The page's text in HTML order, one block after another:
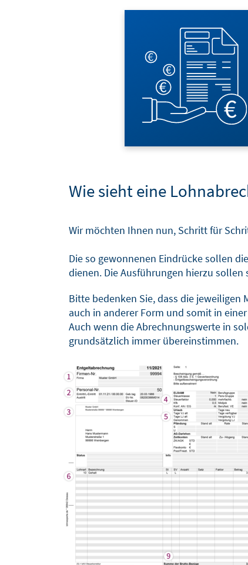
Wie sieht eine
Wir möchten Ihnen nun, Schritt für
Die so gewonnenen Eindrücke sollen
dienen. Die Ausführungen hierzu
Bitte bedenken Sie, dass die
auch in anderer Form und somit in
Auch wenn die Abrechnungswerte in
grundsätzlich immer übereinstimmen.